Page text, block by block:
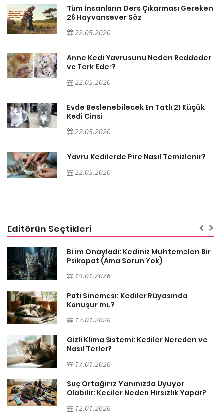
Tüm İnsanların Ders Çıkarması Gereken
26 Hayvansever Söz
22.05.2020
Anne Kedi Yavrusunu Neden Reddeder
ve Terk Eder?
22.05.2020
Evde Beslenebilecek En Tatlı 21 Küçük
Kedi Cinsi
22.05.2020
Yavru Kedilerde Pire Nasıl Temizlenir?
22.05.2020
Editörün Seçtikleri
Bilim Onayladı: Kediniz Muhtemelen Bir
Psikopat (Ama Sorun Yok)
19.01.2026
Pati Sineması: Kediler Rüyasında
Konuşur mu?
17.01.2026
Gizli Klima Sistemi: Kediler Nereden ve
Nasıl Terler?
17.01.2026
Suç Ortağınız Yanınızda Uyuyor
Olabilir: Kediler Neden Hırsızlık Yapar?
12.01.2026